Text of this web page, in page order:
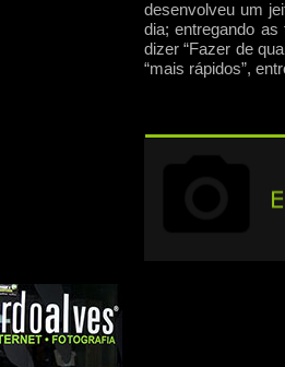
desenvolveu um
dia; entregando
dizer “Fazer de
“mais rápidos”,